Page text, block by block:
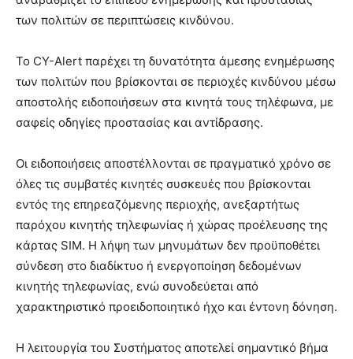
των πολιτών σε περιπτώσεις κινδύνου.
Το CY-Alert παρέχει τη δυνατότητα άμεσης ενημέρωσης
των πολιτών που βρίσκονται σε περιοχές κινδύνου μέσω
αποστολής ειδοποιήσεων στα κινητά τους τηλέφωνα, με
σαφείς οδηγίες προστασίας και αντίδρασης.
Οι ειδοποιήσεις αποστέλλονται σε πραγματικό χρόνο σε
όλες τις συμβατές κινητές συσκευές που βρίσκονται
εντός της επηρεαζόμενης περιοχής, ανεξαρτήτως
παρόχου κινητής τηλεφωνίας ή χώρας προέλευσης της
κάρτας SIM. Η λήψη των μηνυμάτων δεν προϋποθέτει
σύνδεση στο διαδίκτυο ή ενεργοποίηση δεδομένων
κινητής τηλεφωνίας, ενώ συνοδεύεται από
χαρακτηριστικό προειδοποιητικό ήχο και έντονη δόνηση.
Η λειτουργία του Συστήματος αποτελεί σημαντικό βήμα